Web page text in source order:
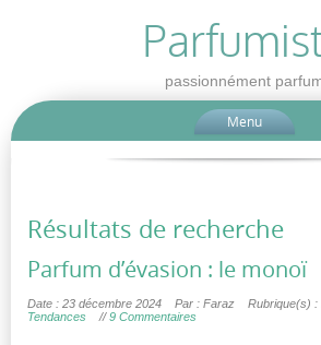
passionnément
Menu
Résultats de recherche
Parfum d’évasion : le monoï
Date : 23 décembre 2024 Par : Faraz Rubrique(s) :
Tendances
//9 Commentaires